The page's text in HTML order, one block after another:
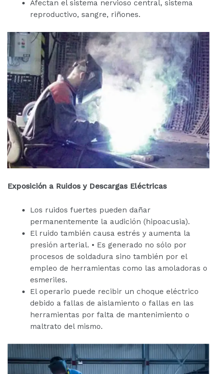
Afectan el sistema nervioso central, sistema
reproductivo, sangre, riñones.
Exposición a Ruidos y Descargas Eléctricas
Los ruidos fuertes pueden dañar
permanentemente la audición (hipoacusia).
El ruido también causa estrés y aumenta la
presión arterial. • Es generado no sólo por
procesos de soldadura sino también por el
empleo de herramientas como las amoladoras o
esmeriles.
El operario puede recibir un choque eléctrico
debido a fallas de aislamiento o fallas en las
herramientas por falta de mantenimiento o
maltrato del mismo.